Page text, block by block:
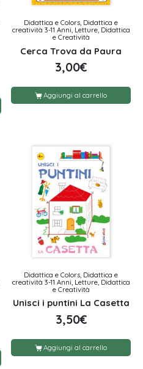
Didattica e Colors, Didattica e
creatività 3-11 Anni, Letture, Didattica
e Creatività
Cerca Trova da Paura
3,00€
Aggiungi al carrello
Didattica e Colors, Didattica e
creatività 3-11 Anni, Letture, Didattica
e Creatività
Unisci i puntini La Casetta
3,50€
Aggiungi al carrello